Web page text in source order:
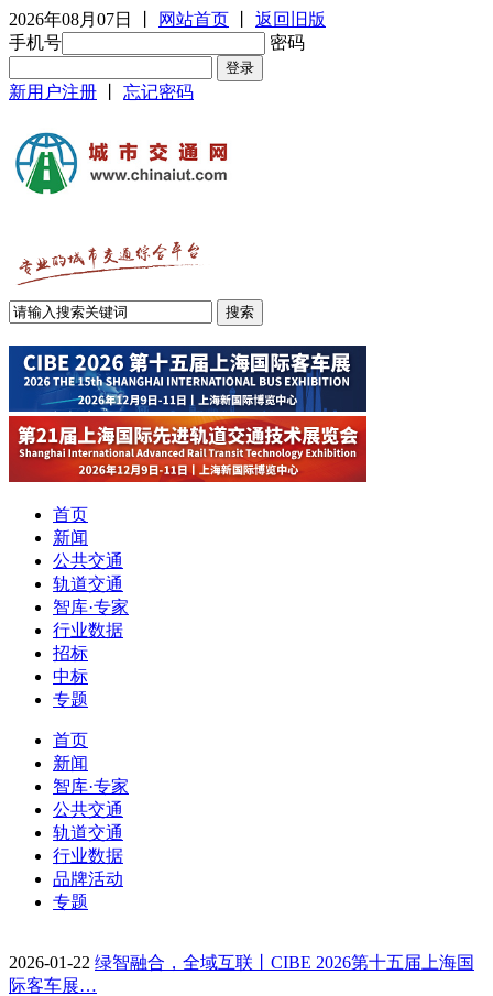
2026年08月07日 网站首页
返回旧版
手机号
密码
新用户注册 忘记密码
首页
新闻
公共交通
轨道交通
智库·专家
行业数据
招标
中标
专题
首页
新闻
智库·专家
公共交通
轨道交通
行业数据
品牌活动
专题
2026-01-22 绿智融合，全域互联丨CIBE 2026第十五届上海国
际客车展…